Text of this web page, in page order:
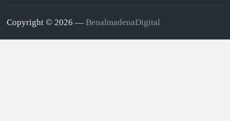
Copyright © 2026 —BenalmadenaDigital